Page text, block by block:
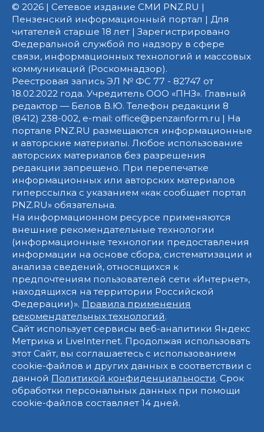
© 2026 | Сетевое издание СМИ PNZ.RU |
Пензенский информационный портал | Для
читателей старше 18 лет | Зарегистрировано
Федеральной службой по надзору в сфере
связи, информационных технологий и массовых
коммуникаций (Роскомнадзор).
Реестровая запись ЭЛ № ФС 77 - 82747 от
18.02.2022 года. Учредитель ООО «ПНЗ». Главный
редактор — Белов В.Ю. Телефон редакции 8
(8412) 238-002, e-mail: office@penzainform.ru | На
портале PNZ.RU размещаются информационные
и авторские материалы. Любое использование
авторских материалов без разрешения
редакции запрещено. При перепечатке
информационных или авторских материалов
гиперссылка с указанием «как сообщает портал
PNZ.RU» обязательна.
На информационном ресурсе применяются
внешние рекомендательные технологии
(информационные технологии предоставления
информации на основе сбора, систематизации и
анализа сведений, относящихся к
предпочтениям пользователей сети «Интернет»,
находящихся на территории Российской
Федерации)». Правила применения
рекомендательных технологий.
Сайт использует сервисы веб-аналитики Яндекс
Метрика и LiveInternet. Продолжая использовать
этот Сайт, вы соглашаетесь с использованием
cookie-файлов и других данных в соответствии с
данной Политикой конфиденциальности. Срок
обработки персональных данных при помощи
cookie-файлов составляет 14 дней.